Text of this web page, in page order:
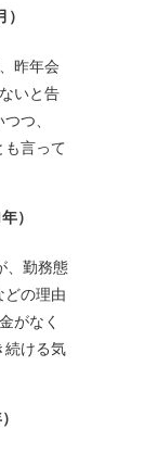
）
昨年会
いと告
つ、
も言って
年）
、勤務態
どの理由
がなく
続ける気